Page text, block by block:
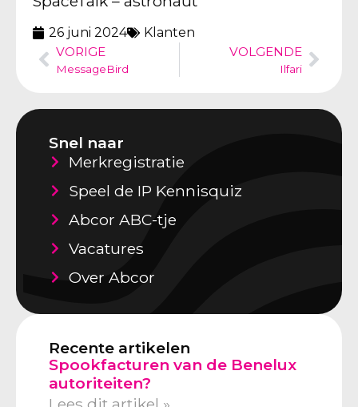
26 juni 2024
Klanten
VORIGE
MessageBird
VOLGENDE
Ilfari
Snel naar
Merkregistratie
Speel de IP Kennisquiz
Abcor ABC-tje
Vacatures
Over Abcor
Recente artikelen
Spookfacturen van de Benelux
autoriteiten?